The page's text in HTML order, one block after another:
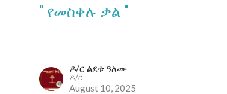
" የመስቀሉ ቃል "
ዶ/ር ልደቱ ዓለሙ
ዶ/ር
August 10, 2025